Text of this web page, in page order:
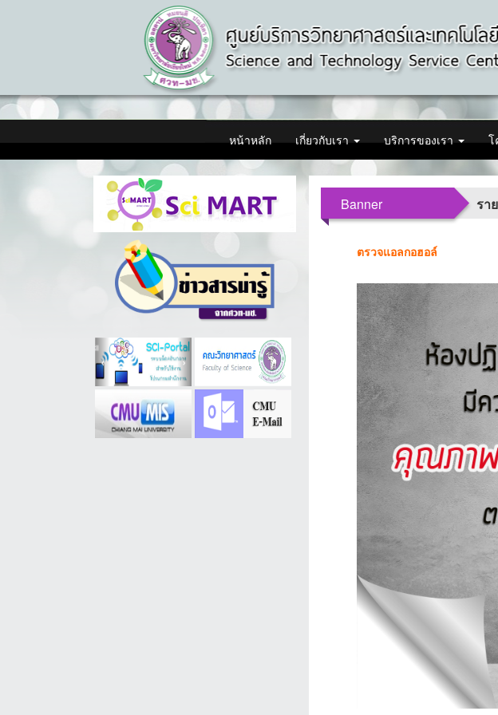
หน้าหลัก เกี่ยวกับเรา บริการของเรา โ
Banner รา
ตรวจแอลกอฮอล์